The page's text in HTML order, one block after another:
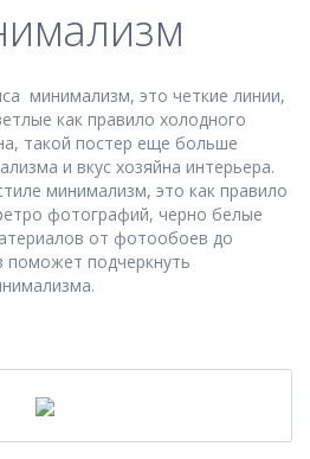
минимализм, это четкие линии,
как правило холодного
такой постер еще больше
и вкус хозяйна интерьера.
минимализм, это как правило
фотографий, черно белые
от фотообоев до
поможет подчеркнуть